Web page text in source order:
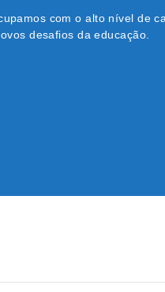
com o alto nível de
desafios da educação.